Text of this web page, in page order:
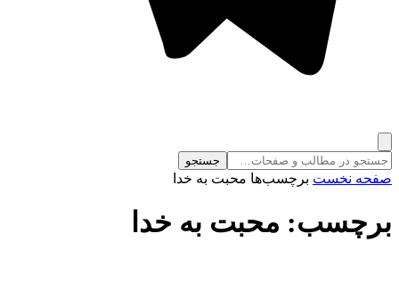
جستجو
صفحه نخست برچسب‌ها محبت به خدا
برچسب: محبت به خدا